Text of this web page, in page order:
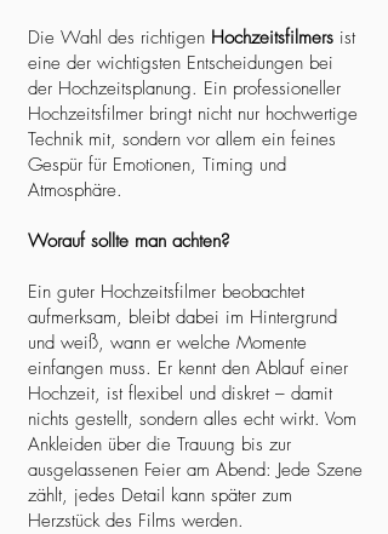
Die Wahl des richtigen Hochzeitsfilmers ist
eine der wichtigsten Entscheidungen bei
der Hochzeitsplanung. Ein professioneller
Hochzeitsfilmer bringt nicht nur hochwertige
Technik mit, sondern vor allem ein feines
Gespür für Emotionen, Timing und
Atmosphäre.
Worauf sollte man achten?
Ein guter Hochzeitsfilmer beobachtet
aufmerksam, bleibt dabei im Hintergrund
und weiß, wann er welche Momente
einfangen muss. Er kennt den Ablauf einer
Hochzeit, ist flexibel und diskret – damit
nichts gestellt, sondern alles echt wirkt. Vom
Ankleiden über die Trauung bis zur
ausgelassenen Feier am Abend: Jede Szene
zählt, jedes Detail kann später zum
Herzstück des Films werden.